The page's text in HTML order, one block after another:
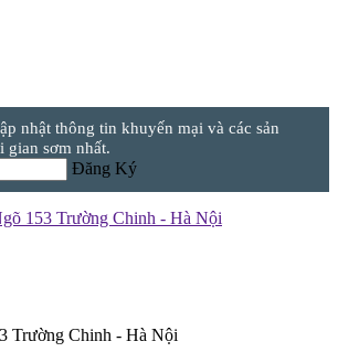
nhật thông tin khuyến mại và các sản
gian sơm nhất.
Đăng Ký
153 Trường Chinh - Hà Nội
Trường Chinh - Hà Nội